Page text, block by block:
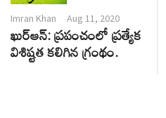
Imran Khan Aug 11, 2020
ఖుర్ఆన్: ప్రపంచంలో ప్రత్యేక
విశిష్టత కలిగిన గ్రంథం.